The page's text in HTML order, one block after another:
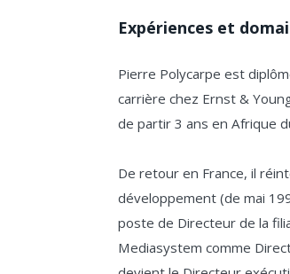
Expériences et
Pierre Polycarpe est
carrière chez Ernst &
de partir 3 ans en Afrique
De retour en France, il
développement (de mai
poste de Directeur de la
Mediasystem comme